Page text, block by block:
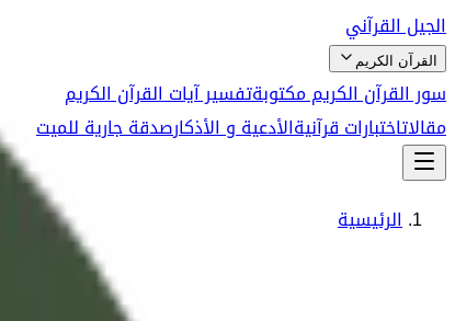
الجيل القرآني
القرآن الكريم
سور القرآن الكريم مكتوبةتفسير آيات القرآن الكريم
مقالاتاختبارات قرآنيةالأدعية و الأذكارصدقة جارية للميت
الرئيسية